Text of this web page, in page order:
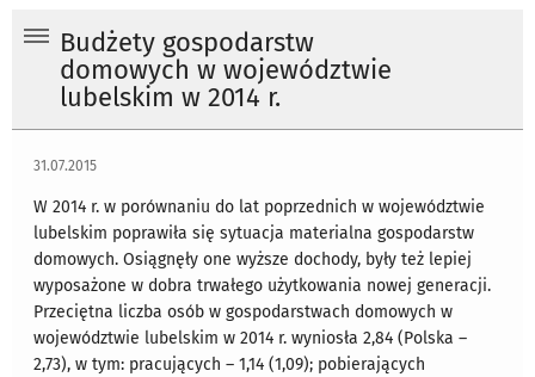
Budżety gospodarstw
domowych w województwie
lubelskim w 2014 r.
31.07.2015
W 2014 r. w porównaniu do lat poprzednich w województwie
lubelskim poprawiła się sytuacja materialna gospodarstw
domowych. Osiągnęły one wyższe dochody, były też lepiej
wyposażone w dobra trwałego użytkowania nowej generacji.
Przeciętna liczba osób w gospodarstwach domowych w
województwie lubelskim w 2014 r. wyniosła 2,84 (Polska –
2,73), w tym: pracujących – 1,14 (1,09); pobierających